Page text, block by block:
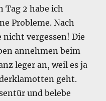
Tag 2 habe ich
Probleme. Nach
vergessen! Die
annehmen beim
leger an, weil es ja
geht.
und belebe